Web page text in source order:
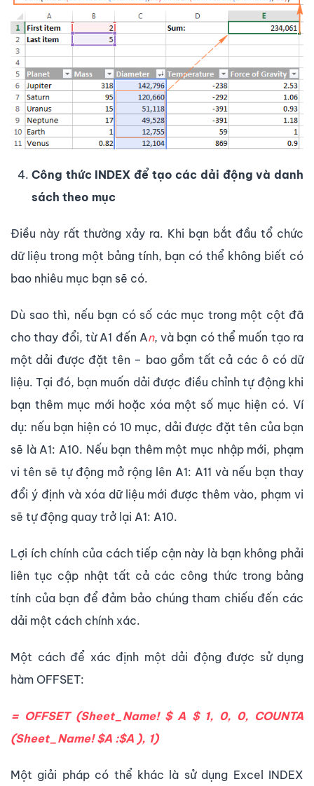
Công thức INDEX để tạo các dải động và danh
sách theo mục
Điều này rất thường xảy ra. Khi bạn bắt đầu tổ chức
dữ liệu trong một bảng tính, bạn có thể không biết có
bao nhiêu mục bạn sẽ có.
Dù sao thì, nếu bạn có số các mục trong một cột đã
cho thay đổi, từ A1 đến An, và bạn có thể muốn tạo ra
một dải được đặt tên – bao gồm tất cả các ô có dữ
liệu. Tại đó, bạn muốn dải được điều chỉnh tự động khi
bạn thêm mục mới hoặc xóa một số mục hiện có. Ví
dụ: nếu bạn hiện có 10 mục, dải được đặt tên của bạn
sẽ là A1: A10. Nếu bạn thêm một mục nhập mới, phạm
vi tên sẽ tự động mở rộng lên A1: A11 và nếu bạn thay
đổi ý định và xóa dữ liệu mới được thêm vào, phạm vi
sẽ tự động quay trở lại A1: A10.
Lợi ích chính của cách tiếp cận này là bạn không phải
liên tục cập nhật tất cả các công thức trong bảng
tính của bạn để đảm bảo chúng tham chiếu đến các
dải một cách chính xác.
Một cách để xác định một dải động được sử dụng
hàm OFFSET:
= OFFSET (Sheet_Name! $ A $ 1, 0, 0, COUNTA
(Sheet_Name! $A :$A ), 1)
Một giải pháp có thể khác là sử dụng Excel INDEX